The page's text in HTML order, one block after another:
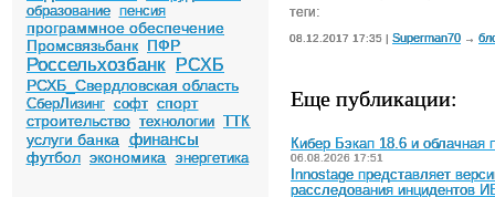
образование пенсия
программное обеспечение
Промсвязьбанк ПФР
Россельхозбанк РСХБ
РСХБ_Свердловская область
СберЛизинг софт спорт
строительство технологии ТТК
услуги банка финансы
футбол экономика энергетика
теги:
08.12.2017 17:35 | Superman70 →
Еще публикации:
Кибер Бэкап 18.6 и
06.08.2026 17:51
Innostage представляет
расследования инцидентов